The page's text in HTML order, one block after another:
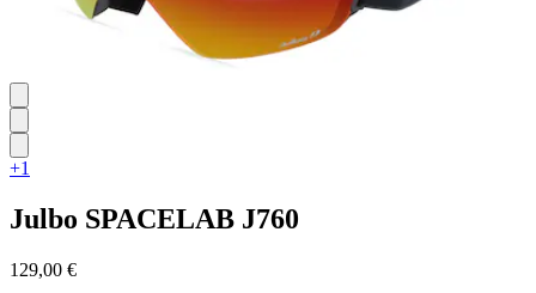
+1
Julbo SPACELAB J760
129,00 €